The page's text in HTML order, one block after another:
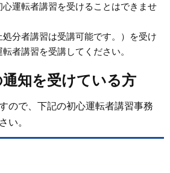
運転者講習を受けることはできませ
分者講習は受講可能です。）を受け
者講習を受講してください。
知を受けている方
ので、下記の初心運転者講習事務
い。